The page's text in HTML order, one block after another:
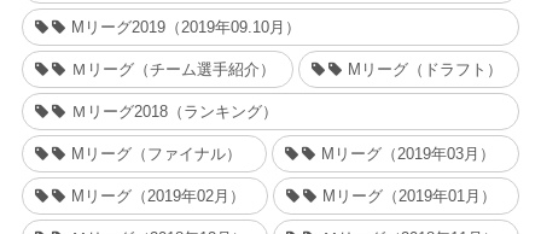
Mリーグ2019（2019年09.10月）
Ｍリーグ（チーム選手紹介） Mリーグ（ドラフト）
Ｍリーグ2018（ランキング）
Mリーグ（ファイナル） Mリーグ（2019年03月）
Mリーグ（2019年02月） Mリーグ（2019年01月）